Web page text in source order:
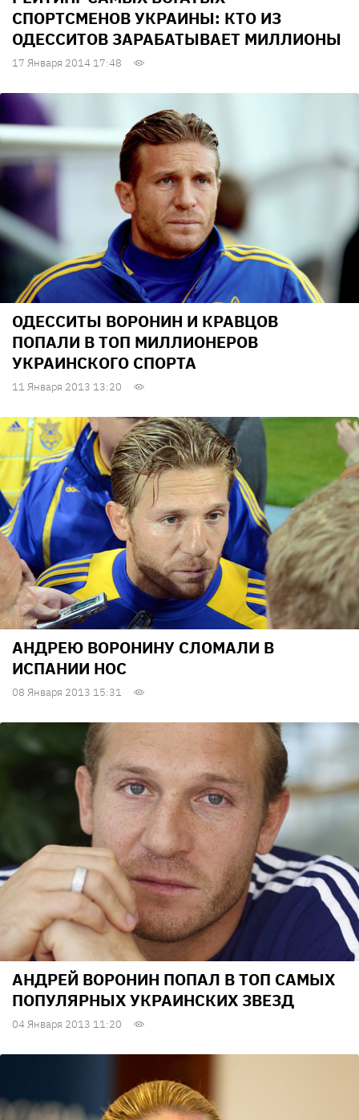
СПОРТСМЕНОВ УКРАИНЫ: КТО ИЗ
ОДЕССИТОВ ЗАРАБАТЫВАЕТ МИЛЛИОНЫ
17 Января 2014 17:48
ОДЕССИТЫ ВОРОНИН И КРАВЦОВ
ПОПАЛИ В ТОП МИЛЛИОНЕРОВ
УКРАИНСКОГО СПОРТА
11 Января 2013 13:20
АНДРЕЮ ВОРОНИНУ СЛОМАЛИ В
ИСПАНИИ НОС
08 Января 2013 15:31
АНДРЕЙ ВОРОНИН ПОПАЛ В ТОП САМЫХ
ПОПУЛЯРНЫХ УКРАИНСКИХ ЗВЕЗД
04 Января 2013 11:20